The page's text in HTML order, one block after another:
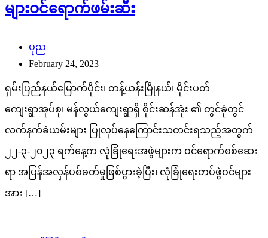
များဝင်ရောက်ဖမ်းဆီး
ပုည
February 24, 2023
ရှမ်းပြည်နယ်မြောက်ပိုင်း၊ တန့်ယန်းမြိုနယ်၊ မိုင်းပတ်
ကျေးရွာအုပ်စု၊ မန်လွယ်ကျေးရွာရှိ စိုင်းဆန်အုံး ၏ တွင်ခုံတွင်
လက်နက်ခဲယမ်းများ ပြုလုပ်နေကြောင်းသတင်းရသည့်အတွက်
၂၂-၃-၂၀၂၃ ရက်နေ့က လုံခြုံရေးအဖွဲများက ဝင်ရောက်စစ်ဆေး
ရာ အပြန်အလှန်ပစ်ခတ်မှုဖြစ်ပွားခဲ့ပြီး၊ လုံခြုံရေးတပ်ဖွဲဝင်များ
အား […]